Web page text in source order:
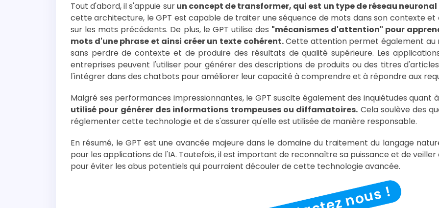
Tout d'abord, il s'appuie surun concept de transformer, qui est un type de réseau
cette architecture, le GPT est capable de traiter une séquence de mots dans son contexte
sur les mots précédents. De plus, le GPT utilise des "mécanismes d'attention" pour
mots d'une phrase et ainsi créer un texte cohérent.Cette attention permet également au
sans perdre de contexte et de produire des résultats de qualité supérieure. Les
entreprises peuvent l'utiliser pour générer des descriptions de produits ou des titres
l'intégrer dans des chatbots pour améliorer leur capacité à comprendre et à répondre aux
Malgré ses performances impressionnantes, le GPT suscite également des inquiétudes quant
utilisé pour générer des informations trompeuses ou diffamatoires. Cela soulève des
réglementer cette technologie et de s'assurer qu'elle est utilisée de manière responsable.
En résumé, le GPT est une avancée majeure dans le domaine du traitement du langage
pour les applications de l'IA. Toutefois, il est important de reconnaître sa puissance et de
pour éviter les abus potentiels qui pourraient découler de cette technologie avancée.